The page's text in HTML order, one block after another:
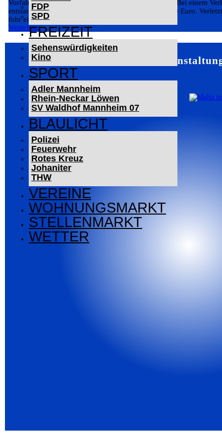
FDP
SPD
FREIZEIT
Sehenswürdigkeiten
Kino
SPORT
Adler Mannheim
Rhein-Neckar Löwen
SV Waldhof Mannheim 07
BLAULICHT
Polizei
Feuerwehr
Rotes Kreuz
Johaniter
THW
VEREINE
WOHNUNGSMARKT
STELLENMARKT
WETTER
Vorfahrt missachtet: Unfall in Mannheimer Innenstadt Bei einem
entstand am Dienstag ein Sachschaden von rund 9.000 Euro.
fuhr ein 29-jähriger Mercedes-Fahrer auf Höhe des...
Weiterlesen
Mannheim –